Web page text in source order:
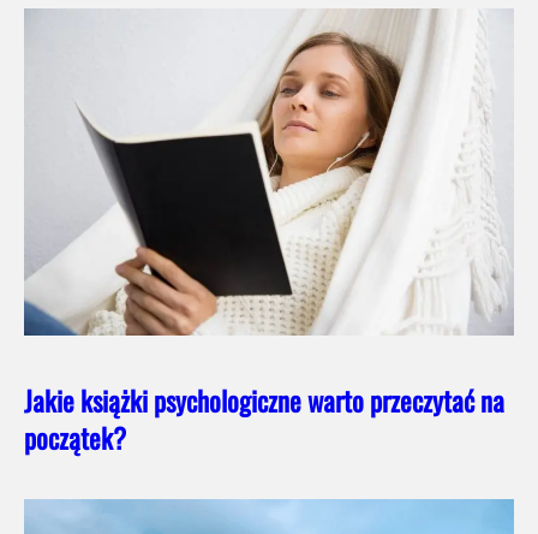
Jakie książki psychologiczne warto przeczytać na
początek?